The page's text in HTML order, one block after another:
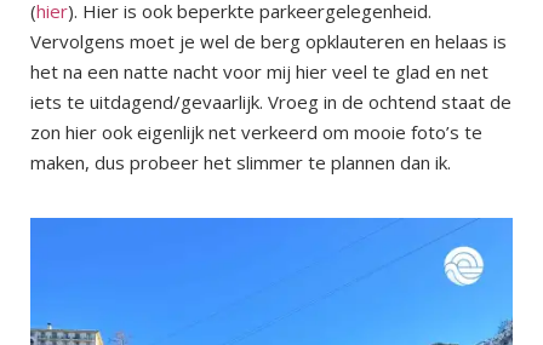
(hier). Hier is ook beperkte parkeergelegenheid.
Vervolgens moet je wel de berg opklauteren en helaas is
het na een natte nacht voor mij hier veel te glad en net
iets te uitdagend/gevaarlijk. Vroeg in de ochtend staat de
zon hier ook eigenlijk net verkeerd om mooie foto’s te
maken, dus probeer het slimmer te plannen dan ik.